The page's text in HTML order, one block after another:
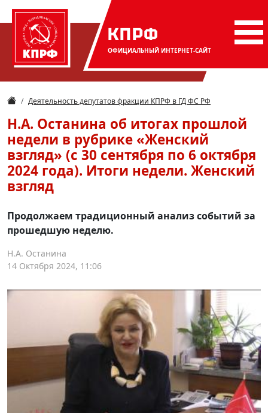
КПРФ
ОФИЦИАЛЬНЫЙ ИНТЕРНЕТ-САЙТ
Деятельность депутатов фракции КПРФ в ГД ФС РФ
Н.А. Останина об итогах прошлой
недели в рубрике «Женский
взгляд» (с 30 сентября по 6 октября
2024 года). Итоги недели. Женский
взгляд
Продолжаем традиционный анализ событий за
прошедшую неделю.
Н.А. Останина
14 Октября 2024, 11:06